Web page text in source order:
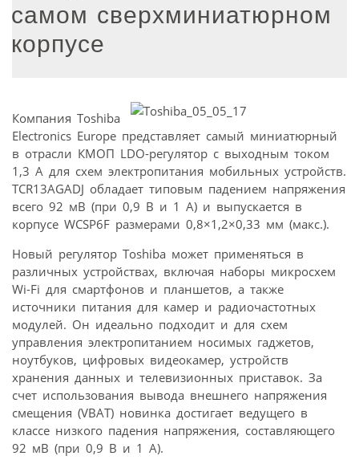
самом сверхминиатюрном
корпусе
Компания Toshiba
Electronics Europe представляет самый миниатюрный
в отрасли КМОП LDO-регулятор с выходным током
1,3 А для схем электропитания мобильных устройств.
TCR13AGADJ обладает типовым падением напряжения
всего 92 мВ (при 0,9 В и 1 А) и выпускается в
корпусе WCSP6F размерами 0,8×1,2×0,33 мм (макс.).
Новый регулятор Toshiba может применяться в
различных устройствах, включая наборы микросхем
Wi-Fi для смартфонов и планшетов, а также
источники питания для камер и радиочастотных
модулей. Он идеально подходит и для схем
управления электропитанием носимых гаджетов,
ноутбуков, цифровых видеокамер, устройств
хранения данных и телевизионных приставок. За
счет использования вывода внешнего напряжения
смещения (VBAT) новинка достигает ведущего в
классе низкого падения напряжения, составляющего
92 мВ (при 0,9 В и 1 А).